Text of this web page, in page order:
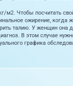
Чтобы посчитать
ожирение, когда
талию. У женщин она
В этом случае
графика